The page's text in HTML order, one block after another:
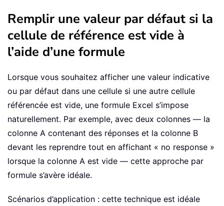
Remplir une valeur par défaut si la
cellule de référence est vide à
l’aide d’une formule
Lorsque vous souhaitez afficher une valeur indicative
ou par défaut dans une cellule si une autre cellule
référencée est vide, une formule Excel s’impose
naturellement. Par exemple, avec deux colonnes — la
colonne A contenant des réponses et la colonne B
devant les reprendre tout en affichant « no response »
lorsque la colonne A est vide — cette approche par
formule s’avère idéale.
Scénarios d’application : cette technique est idéale